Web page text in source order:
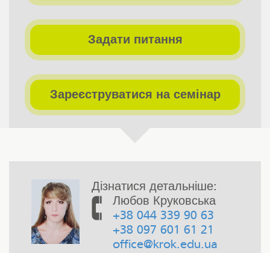
Задати питання
Зареєструватися на семінар
Дізнатися детальніше:
Любов Круковська
+38 044 339 90 63
+38 097 601 61 21
office@krok.edu.ua